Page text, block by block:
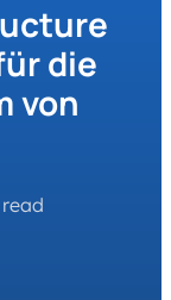
die
von